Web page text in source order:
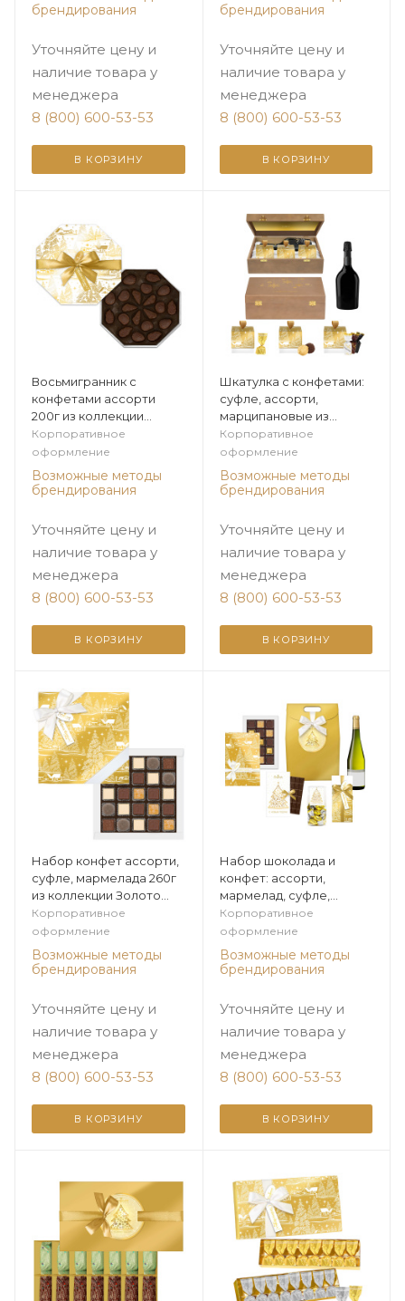
брендирования
Уточняйте цену и
наличие товара у
менеджера
8 (800) 600-53-53
В КОРЗИНУ
брендирования
Уточняйте цену и
наличие товара у
менеджера
8 (800) 600-53-53
В КОРЗИНУ
Восьмигранник с
конфетами ассорти
200г из коллекции
Золото зимы
Корпоративное
оформление
Возможные методы
брендирования
Уточняйте цену и
наличие товара у
менеджера
8 (800) 600-53-53
В КОРЗИНУ
Шкатулка с конфетами:
суфле, ассорти,
марципановые из
коллекции Золото зимы
Корпоративное
оформление
Возможные методы
брендирования
Уточняйте цену и
наличие товара у
менеджера
8 (800) 600-53-53
В КОРЗИНУ
Набор конфет ассорти,
суфле, мармелада 260г
из коллекции Золото
зимы
Корпоративное
оформление
Возможные методы
брендирования
Уточняйте цену и
наличие товара у
менеджера
8 (800) 600-53-53
В КОРЗИНУ
Набор шоколада и
конфет: ассорти,
мармелад, суфле,
мягкий грильяж из
коллекции Золото зимы
Корпоративное
оформление
Возможные методы
брендирования
Уточняйте цену и
наличие товара у
менеджера
8 (800) 600-53-53
В КОРЗИНУ